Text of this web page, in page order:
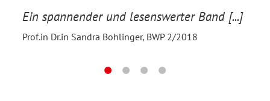
Ein spannender und lesenswerter Band [...]
Prof.in Dr.in Sandra Bohlinger, BWP 2/2018